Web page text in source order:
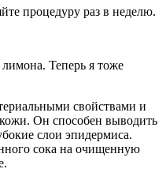
процедуру раз в неделю.
свойствами и
Он способен выводить
слои эпидермиса.
сока на очищенную